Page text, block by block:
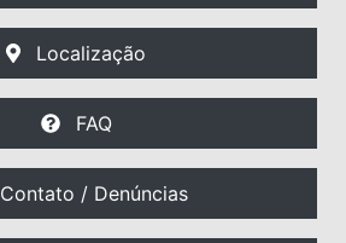
Localização
FAQ
Contato / Denúncias